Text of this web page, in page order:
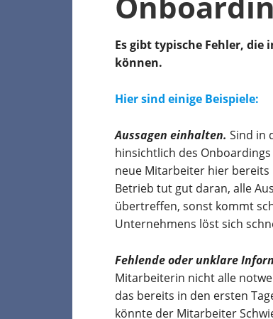
Es gibt typische Fehler,
können.
Hier sind einige Beispiele:
Aussagen einhalten. Sind in
hinsichtlich des
neue Mitarbeiter hier
Betrieb tut gut daran, alle
übertreffen, sonst kommt
Unternehmens löst sich
Fehlende oder unklare
Mitarbeiterin nicht alle
das bereits in den ersten
könnte der Mitarbeiter